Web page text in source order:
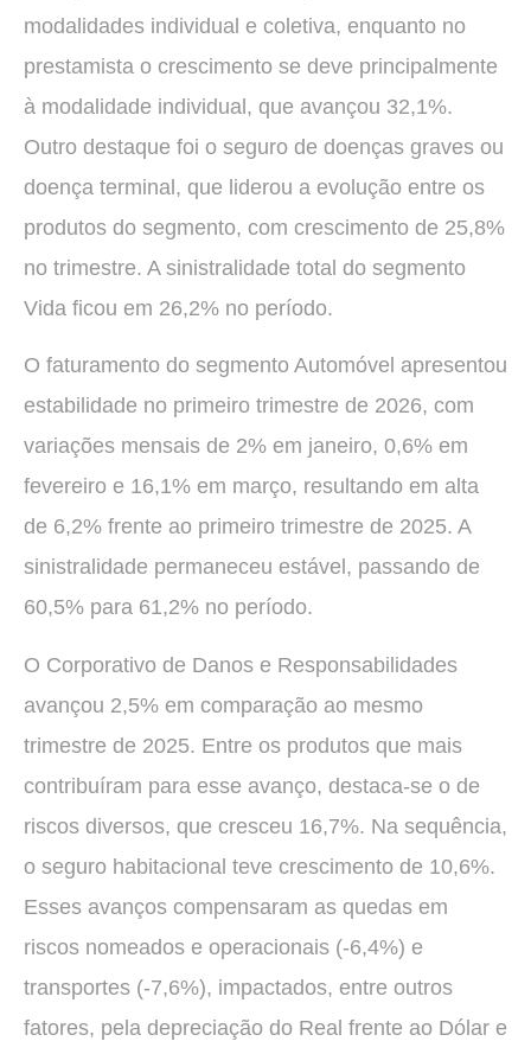
modalidades individual e coletiva, enquanto no
prestamista o crescimento se deve principalmente
à modalidade individual, que avançou 32,1%.
Outro destaque foi o seguro de doenças graves ou
doença terminal, que liderou a evolução entre os
produtos do segmento, com crescimento de 25,8%
no trimestre. A sinistralidade total do segmento
Vida ficou em 26,2% no período.
O faturamento do segmento Automóvel apresentou
estabilidade no primeiro trimestre de 2026, com
variações mensais de 2% em janeiro, 0,6% em
fevereiro e 16,1% em março, resultando em alta
de 6,2% frente ao primeiro trimestre de 2025. A
sinistralidade permaneceu estável, passando de
60,5% para 61,2% no período.
O Corporativo de Danos e Responsabilidades
avançou 2,5% em comparação ao mesmo
trimestre de 2025. Entre os produtos que mais
contribuíram para esse avanço, destaca-se o de
riscos diversos, que cresceu 16,7%. Na sequência,
o seguro habitacional teve crescimento de 10,6%.
Esses avanços compensaram as quedas em
riscos nomeados e operacionais (-6,4%) e
transportes (-7,6%), impactados, entre outros
fatores, pela depreciação do Real frente ao Dólar e